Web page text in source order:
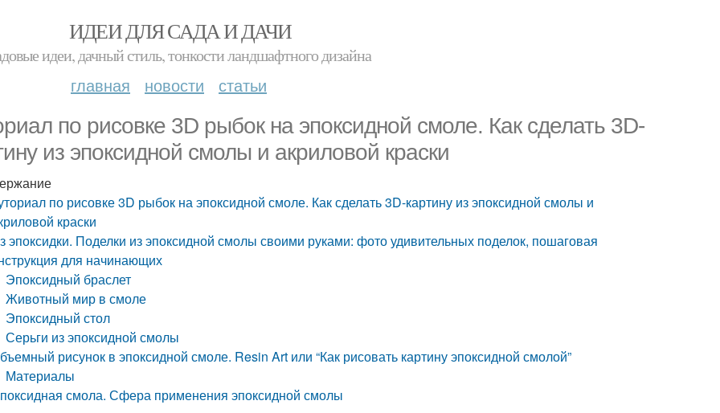
ИДЕИ ДЛЯ САДА И ДАЧИ
идеи, дачный стиль, тонкости ландшафтного дизайна
главная новости статьи
по рисовке 3D рыбок на эпоксидной смоле. Как сделать 3D-
из эпоксидной смолы и акриловой краски
по рисовке 3D рыбок на эпоксидной смоле. Как сделать 3D-картину из эпоксидной смолы и
краски
эпоксидки. Поделки из эпоксидной смолы своими руками: фото удивительных поделок, пошаговая
для начинающих
Эпоксидный браслет
Животный мир в смоле
Эпоксидный стол
Серьги из эпоксидной смолы
рисунок в эпоксидной смоле. Resin Art или “Как рисовать картину эпоксидной смолой”
Материалы
смола. Сфера применения эпоксидной смолы